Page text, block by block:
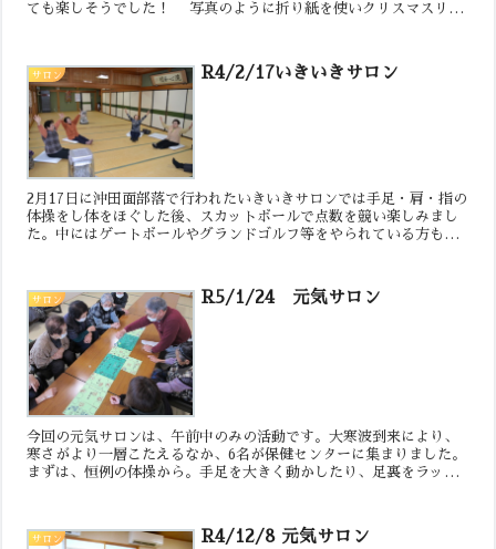
ても楽しそうでした！ 写真のように折り紙を使いクリスマスリー
サロン R4/2/17いきいきサロン
2月17日に沖田面部落で行われたいきいきサロンでは手足・肩・指の
体操をし体をほぐした後、スカットボールで点数を競い楽しみまし
た。中にはゲートボールやグランドゴルフ等をやられている方もい
サロン R5/1/24 元気サロン
今回の元気サロンは、午前中のみの活動です。大寒波到来により、
寒さがより一層こたえるなか、6名が保健センターに集まりました。
まずは、恒例の体操から。手足を大きく動かしたり、足裏をラップ
サロン R4/12/8 元気サロン